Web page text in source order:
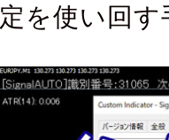
定を使い回す